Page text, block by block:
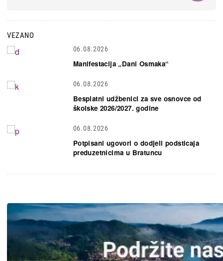
VEZANO
06.08.2026
Manifestacija „Dani Osmaka“
06.08.2026
Besplatni udžbenici za sve osnovce od
školske 2026/2027. godine
06.08.2026
Potpisani ugovori o dodjeli podsticaja
preduzetnicima u Bratuncu
Slika